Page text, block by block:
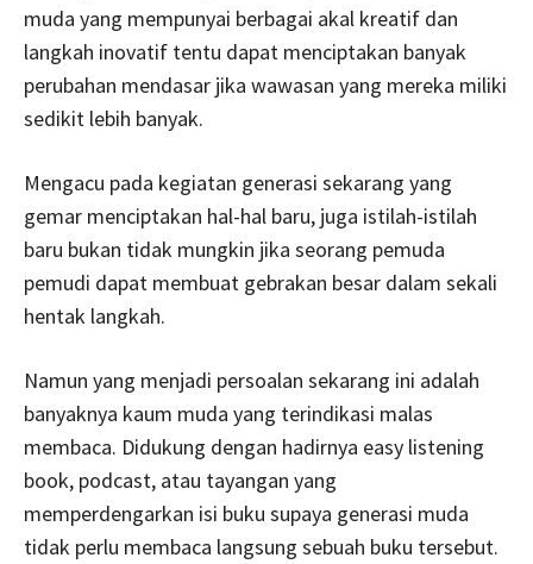
muda yang mempunyai berbagai akal kreatif dan
langkah inovatif tentu dapat menciptakan banyak
perubahan mendasar jika wawasan yang mereka miliki
sedikit lebih banyak.
Mengacu pada kegiatan generasi sekarang yang
gemar menciptakan hal-hal baru, juga istilah-istilah
baru bukan tidak mungkin jika seorang pemuda
pemudi dapat membuat gebrakan besar dalam sekali
hentak langkah.
Namun yang menjadi persoalan sekarang ini adalah
banyaknya kaum muda yang terindikasi malas
membaca. Didukung dengan hadirnya easy listening
book, podcast, atau tayangan yang
memperdengarkan isi buku supaya generasi muda
tidak perlu membaca langsung sebuah buku tersebut.